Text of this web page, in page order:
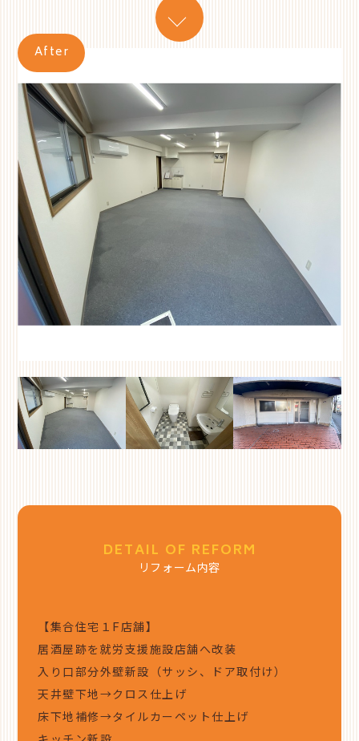
After
DETAIL OF REFORM
リフォーム内容
【集合住宅１F店舗】
居酒屋跡を就労支援施設店舗へ改装
入り口部分外壁新設（サッシ、ドア取付け）
天井壁下地→クロス仕上げ
床下地補修→タイルカーペット仕上げ